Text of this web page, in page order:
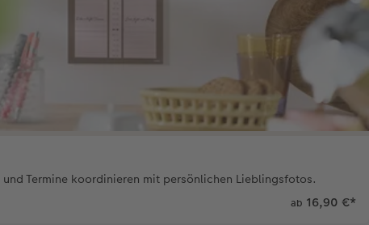
und Termine koordinieren mit persönlichen Lieblingsfotos.
ab 16,90 €*